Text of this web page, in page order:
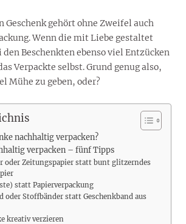
Geschenk gehört ohne Zweifel auch
Wenn die mit Liebe gestaltet
Beschenkten ebenso viel Entzücken
Verpackte selbst. Grund genug also,
Mühe zu geben, oder?
nachhaltig verpacken?
verpacken – fünf Tipps
oder Zeitungspapier statt bunt glitzerndes
statt Papierverpackung
oder Stoffbänder statt Geschenkband aus
kreativ verzieren